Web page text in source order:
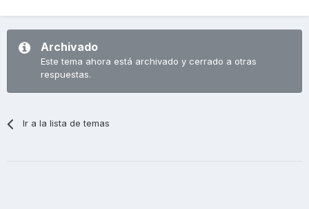
Archivado
Este tema ahora está archivado y cerrado a otras
respuestas.
Ir a la lista de temas